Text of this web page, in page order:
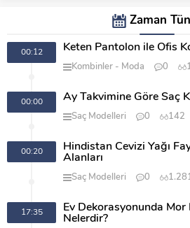
Zaman
00:12 Keten Pantolon ile Ofis
Kombinler Moda 0
00:00 Ay Takvimine Göre Saç
Saç Modelleri 0 142
00:20
Hindistan Cevizi Yağı
Alanları
Saç Modelleri 0
17:35
Ev Dekorasyonunda Mor
Nelerdir?